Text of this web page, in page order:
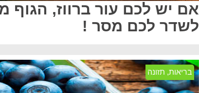
אם יש לכם עור ברווז, הגוף
לשדר לכם מסר !
בריאות, תזונה